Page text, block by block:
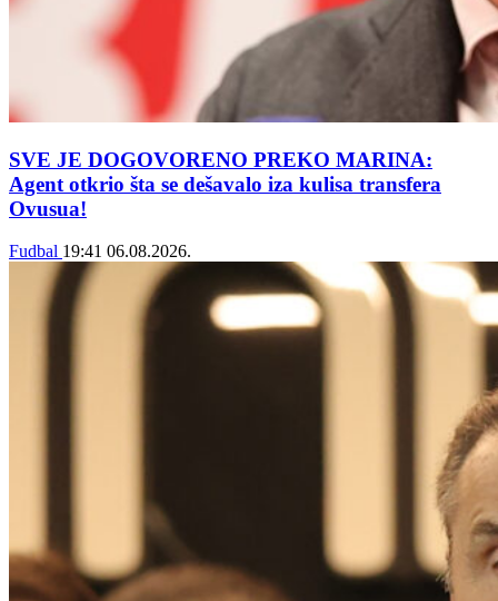
SVE JE DOGOVORENO PREKO MARINA:
Agent otkrio šta se dešavalo iza kulisa transfera
Ovusua!
Fudbal 19:41 06.08.2026.